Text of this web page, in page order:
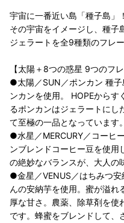
宇宙に一番近い島「種子島」！
その宇宙をイメージし、種子
ジェラートを全9種類のフレ
【太陽＋8つの惑星 9つのフ
●太陽／SUN／ポンカン 種
ンカンを使用。 HOPEから
るポンカンはジェラートにし
て至極の一品となっています。
●水星／MERCURY／コーヒ
ンブレンドコーヒー豆を使用
の絶妙なバランスが、大人の
●金星／VENUS／はちみつ
んの安納芋を使用。蜜が溢れ
厚な甘さ。農薬、除草剤を使
です。蜂蜜をブレンドして、